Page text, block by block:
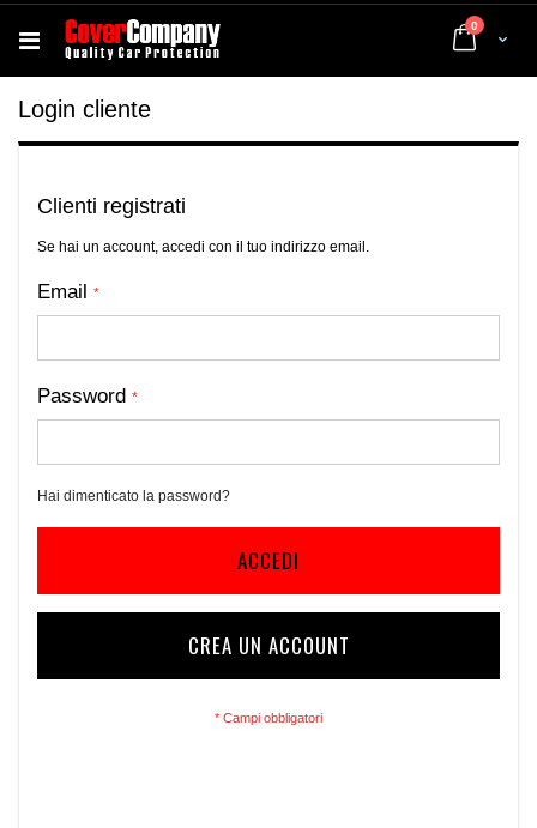
Cart
0 elementi
Login cliente
Clienti registrati
Se hai un account, accedi con il tuo indirizzo email.
Email
Password
Hai dimenticato la password?
ACCEDI
CREA UN ACCOUNT